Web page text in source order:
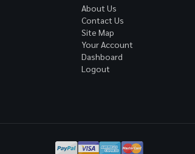
About Us
Contact Us
Site Map
Your Account
Dashboard
Logout